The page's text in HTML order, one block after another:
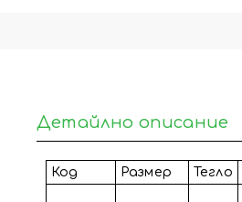
Детайлно описание
Код Размер Тегло